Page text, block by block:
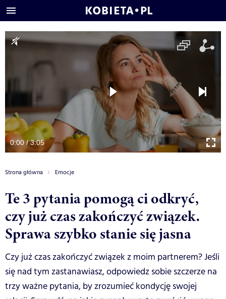
0:00 / 3:05
Strona główna Emocje
Te 3 pytania pomogą ci odkryć,
czy już czas zakończyć związek.
Sprawa szybko stanie się jasna
Czy już czas zakończyć związek z moim partnerem? Jeśli
się nad tym zastanawiasz, odpowiedz sobie szczerze na
trzy ważne pytania, by zrozumieć kondycję swojej